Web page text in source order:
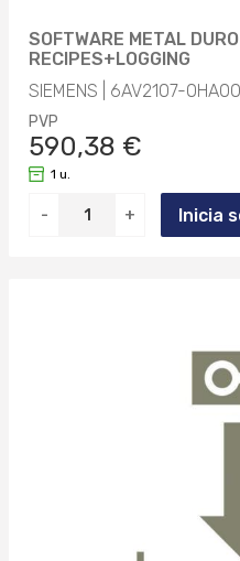
SOFTWARE METAL
RECIPES+LOGGING
SIEMENS | 6AV2107-
PVP
590,38 €
- +
1 u.
Inicia